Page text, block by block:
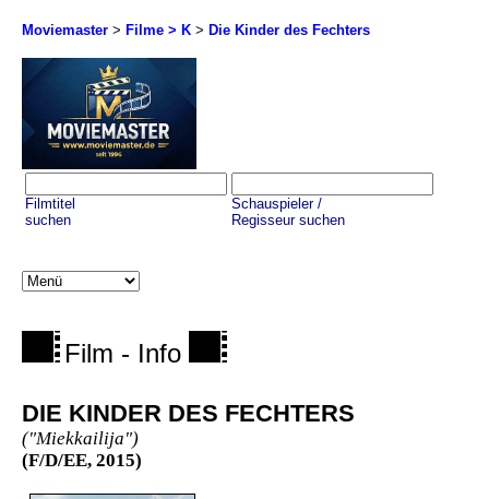
Moviemaster > Filme > K > Die Kinder des Fechters
Filmtitel
suchen
Schauspieler /
Regisseur suchen
Film - Info
DIE KINDER DES FECHTERS
("Miekkailija")
(F/D/EE, 2015)